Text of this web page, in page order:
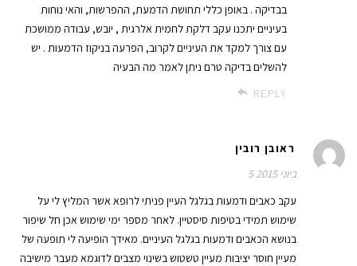
בבדיקה . באופן כללי תחושת הדמעת, ההפרשות, והאי נוחות
בעיניים יתכנו עקב דלקת לחמית אלרגית , יובש, עבודה ממושכת
עם צורך למקד את העיניים לקרוב, הפרעה בניקוז הדמעות . יש
להשלים בדיקה טרם ניתן לאמר מה הבעיה
REPLY
ראובן רובין
5 ביוני 2015
עקב כאבים ודמעות בגלגל העיין פניתי לרופא אשר המליץ לי על
שימוש תמידי בטיפות סיסטיין. לאחר מספר ימי שימוש אכן חל שיפור
בנושא הכאבים ודמעות בגלגל העיניים. מאידך הופיעה לי תופעה של
מעיין חוסר יציבות מעיין טשטוש בשינוי מצבים לדוגמא מעבר מישיבה